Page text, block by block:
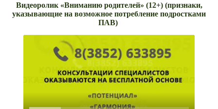
Видеоролик «Вниманию родителей» (12+)(признаки,
указывающие на возможное потребление подростками
ПАВ)